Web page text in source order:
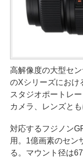
高解像度の大型セ
のXシリーズにおけ
スタジオポートレ
カメラ、レンズと
対応するフジノン
用。1億画素のセン
る。マウント径は